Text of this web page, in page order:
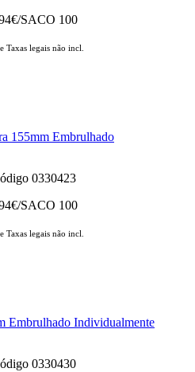
€/SACO 100
Taxas legais não incl.
155mm Embrulhado
0330423
€/SACO 100
Taxas legais não incl.
Embrulhado Individualmente
0330430